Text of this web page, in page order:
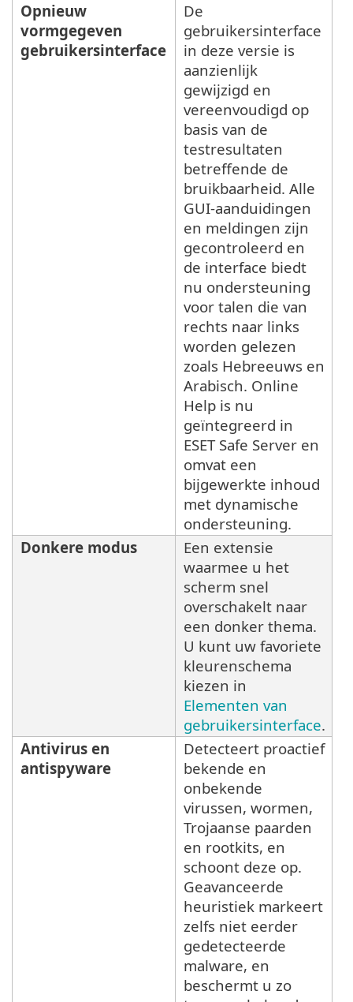
Opnieuw
vormgegeven
gebruikersinterface
De
gebruikersinterface
in deze versie is
aanzienlijk
gewijzigd en
vereenvoudigd op
basis van de
testresultaten
betreffende de
bruikbaarheid. Alle
GUI-aanduidingen
en meldingen zijn
gecontroleerd en
de interface biedt
nu ondersteuning
voor talen die van
rechts naar links
worden gelezen
zoals Hebreeuws en
Arabisch. Online
Help is nu
geïntegreerd in
ESET Safe Server en
omvat een
bijgewerkte inhoud
met dynamische
ondersteuning.
Donkere modus
Een extensie
waarmee u het
scherm snel
overschakelt naar
een donker thema.
U kunt uw favoriete
kleurenschema
kiezen in
Elementen van
gebruikersinterface.
Antivirus en
antispyware
Detecteert proactief
bekende en
onbekende
virussen, wormen,
Trojaanse paarden
en rootkits, en
schoont deze op.
Geavanceerde
heuristiek markeert
zelfs niet eerder
gedetecteerde
malware, en
beschermt u zo